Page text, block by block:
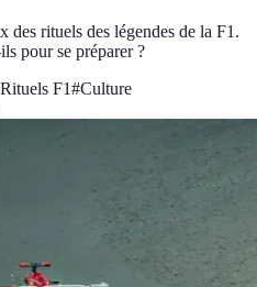
des rituels des légendes de la F1.
pour se préparer ?
Rituels F1#Culture